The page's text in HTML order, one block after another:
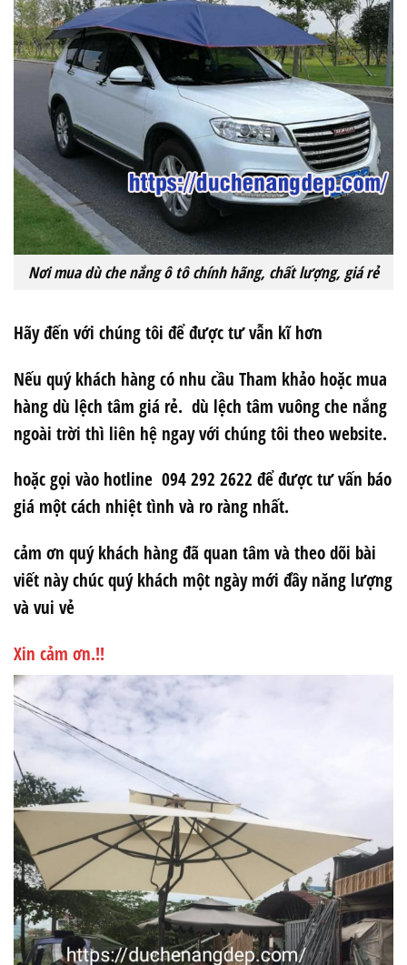
Nơi mua dù che nắng ô tô chính hãng, chất lượng, giá rẻ
Hãy đến với chúng tôi để được tư vẫn kĩ hơn
Nếu quý khách hàng có nhu cầu Tham khảo hoặc mua
hàng dù lệch tâm giá rẻ. dù lệch tâm vuông che nắng
ngoài trời thì liên hệ ngay với chúng tôi theo website.
hoặc gọi vào hotline 094 292 2622 để được tư vấn báo
giá một cách nhiệt tình và ro ràng nhất.
cảm ơn quý khách hàng đã quan tâm và theo dõi bài
viết này chúc quý khách một ngày mới đầy năng lượng
và vui vẻ
Xin cảm ơn.!!